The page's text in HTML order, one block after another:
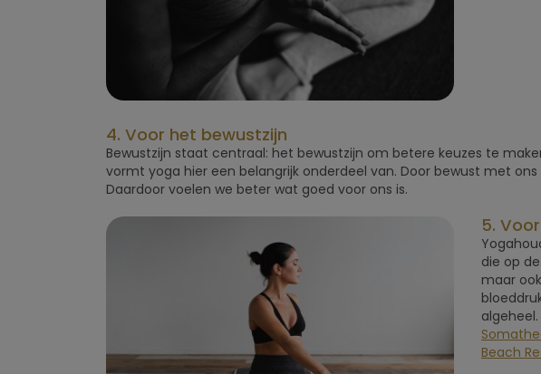
4. Voor het bewustzijn
Bewustzijn staat centraal: het bewustzijn om betere keuzes te
vormt yoga hier een belangrijk onderdeel van. Door bewust met
Daardoor voelen we beter wat goed voor ons is.
5.
die op
maar
Beach